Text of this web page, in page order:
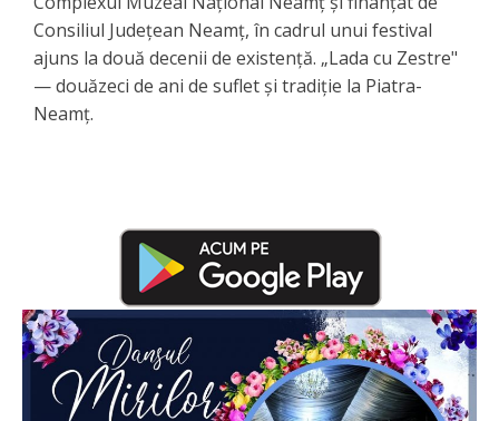
Consiliul Județean Neamț, în cadrul unui festival
ajuns la două decenii de existență. „Lada cu Zestre"
— douăzeci de ani de suflet și tradiție la Piatra-
Neamț.